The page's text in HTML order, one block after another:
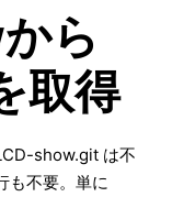
ら
取得
show.git は不
も不要。単に